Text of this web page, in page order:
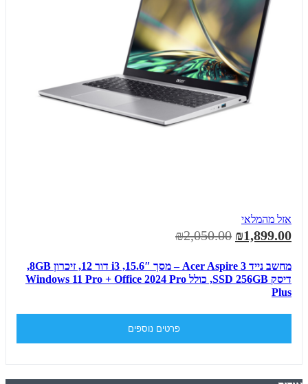
אזל מהמלאי
₪1,899.00
₪2,050.00
מחשב נייד Acer Aspire 3 – מסך 15.6″, i3 דור 12, זיכרון 8GB,
דיסק SSD 256GB, כולל Windows 11 Pro + Office 2024 Pro
Plus
פרטים נוספים